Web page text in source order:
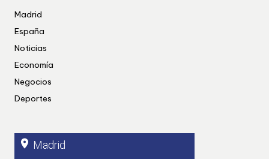
Madrid
España
Noticias
Economía
Negocios
Deportes